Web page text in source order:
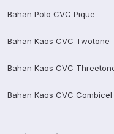
Bahan Polo CVC Pique
Bahan Kaos CVC Twotone
Bahan Kaos CVC
Bahan Kaos CVC Combicel